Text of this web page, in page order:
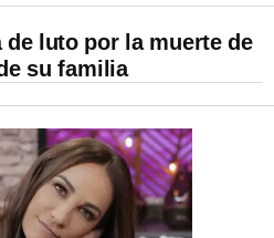
de luto por la muerte de
su familia